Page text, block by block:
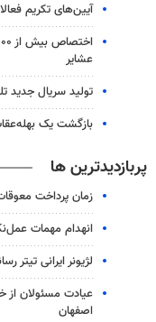
آیین‌های تکریم
عشایر
تولید سریال جدید
بازگشت یک
پربازدیدترین ها
زمان پرداخت
انهدام مهمات
لژیونر ایرانی
عیادت مسئولان از
اصفهان